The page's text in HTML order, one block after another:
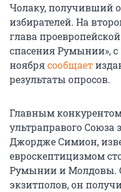
Чолаку, получивший
избирателей. На
глава
спасения Румынии», с
ноябрясообщает
результаты опросов.
Главным
ультраправого Союза
Джордже Симион,
евроскептицизмом
Румынии и Молдовы.
экзитполов, он